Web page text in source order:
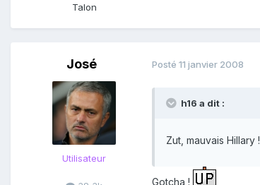
Talon
José
Utilisateur
Posté 11 janvier 2008
h16 a dit :
Zut, mauvais Hillary !
Gotcha !